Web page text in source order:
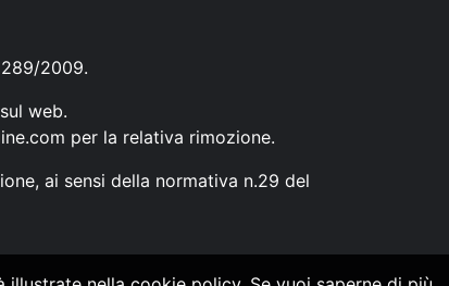
2009.
web.
per la relativa rimozione.
ai sensi della normativa n.29 del